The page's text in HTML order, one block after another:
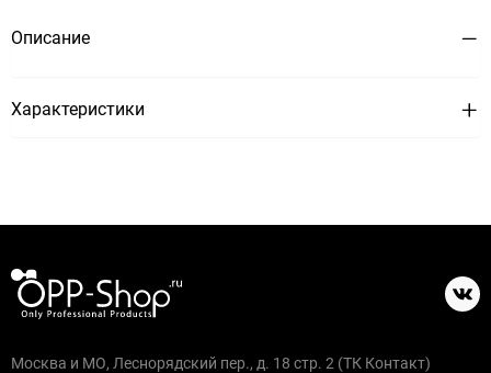
Описание
Характеристики
Москва и МО, Леснорядский пер., д. 18 стр. 2 (ТК Контакт)